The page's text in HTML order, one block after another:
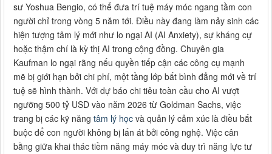
sư Yoshua Bengio, có thể đưa trí tuệ máy móc ngang tầm con
người chỉ trong vòng 5 năm tới. Điều này đang làm nảy sinh các
hiện tượng tâm lý mới như lo ngại AI (AI Anxiety), sự kháng cự
hoặc thậm chí là kỳ thị AI trong cộng đồng. Chuyên gia
Kaufman lo ngại rằng nếu quyền tiếp cận các công cụ mạnh
mẽ bị giới hạn bởi chi phí, một tầng lớp bất bình đẳng mới về trí
tuệ sẽ hình thành. Với dự báo chi tiêu toàn cầu cho AI vượt
ngưỡng 500 tỷ USD vào năm 2026 từ Goldman Sachs, việc
trang bị các kỹ năng tâm lý học và quản lý cảm xúc là điều bắt
buộc để con người không bị lấn át bởi công nghệ. Việc cân
bằng giữa khai thác tiềm năng máy móc và duy trì năng lực tư